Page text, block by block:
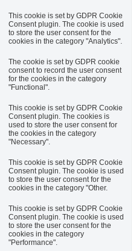
This cookie is set by GDPR Cookie
Consent plugin. The cookie is used
to store the user consent for the
cookies in the category "Analytics".
The cookie is set by GDPR cookie
consent to record the user consent
for the cookies in the category
"Functional".
This cookie is set by GDPR Cookie
Consent plugin. The cookies is
used to store the user consent for
the cookies in the category
"Necessary".
This cookie is set by GDPR Cookie
Consent plugin. The cookie is used
to store the user consent for the
cookies in the category "Other.
This cookie is set by GDPR Cookie
Consent plugin. The cookie is used
to store the user consent for the
cookies in the category
"Performance".